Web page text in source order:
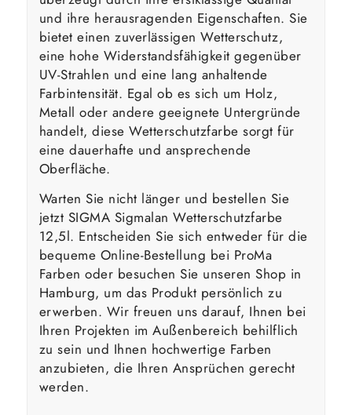
und ihre herausragenden Eigenschaften. Sie
bietet einen zuverlässigen Wetterschutz,
eine hohe Widerstandsfähigkeit gegenüber
UV-Strahlen und eine lang anhaltende
Farbintensität. Egal ob es sich um Holz,
Metall oder andere geeignete Untergründe
handelt, diese Wetterschutzfarbe sorgt für
eine dauerhafte und ansprechende
Oberfläche.
Warten Sie nicht länger und bestellen Sie
jetzt SIGMA Sigmalan Wetterschutzfarbe
12,5l. Entscheiden Sie sich entweder für die
bequeme Online-Bestellung bei ProMa
Farben oder besuchen Sie unseren Shop in
Hamburg, um das Produkt persönlich zu
erwerben. Wir freuen uns darauf, Ihnen bei
Ihren Projekten im Außenbereich behilflich
zu sein und Ihnen hochwertige Farben
anzubieten, die Ihren Ansprüchen gerecht
werden.